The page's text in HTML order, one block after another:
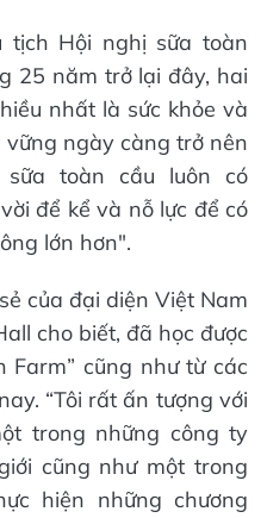
tịch Hội nghị sữa toàn
25 năm trở lại đây, hai
nhất là sức khỏe và
ngày càng trở nên
toàn cầu luôn có
để kể và nỗ lực để có
lớn hơn".
của đại diện Việt Nam
cho biết, đã học được
Farm” cũng như từ các
“Tôi rất ấn tượng với
trong những công ty
cũng như một trong
hiện những chương